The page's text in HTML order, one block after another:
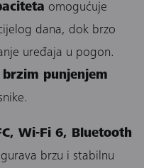
omogućuje
dana, dok brzo
uređaja u pogon.
punjenjem
Wi-Fi 6, Bluetooth
brzu i stabilnu